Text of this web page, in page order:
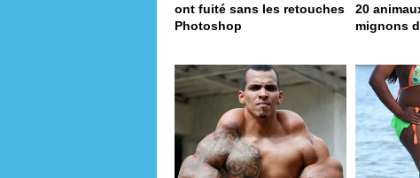
ont fuité sans les retouches
Photoshop
20
mignons